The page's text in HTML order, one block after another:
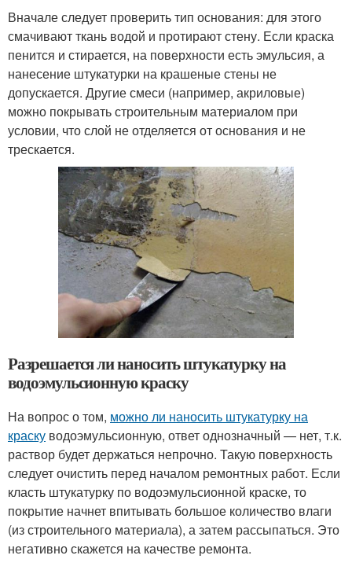
Вначале следует проверить тип основания: для этого
смачивают ткань водой и протирают стену. Если краска
пенится и стирается, на поверхности есть эмульсия, а
нанесение штукатурки на крашеные стены не
допускается. Другие смеси (например, акриловые)
можно покрывать строительным материалом при
условии, что слой не отделяется от основания и не
трескается.
Разрешается ли наносить штукатурку на
водоэмульсионную краску
На вопрос о том, можно ли наносить штукатурку на
краску водоэмульсионную, ответ однозначный — нет, т.к.
раствор будет держаться непрочно. Такую поверхность
следует очистить перед началом ремонтных работ. Если
класть штукатурку по водоэмульсионной краске, то
покрытие начнет впитывать большое количество влаги
(из строительного материала), а затем рассыпаться. Это
негативно скажется на качестве ремонта.